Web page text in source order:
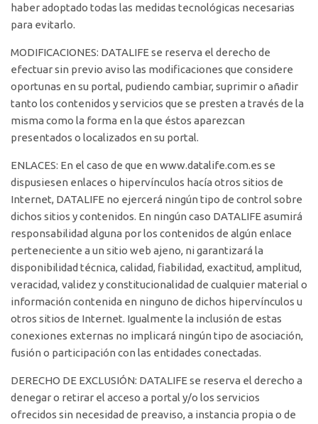
haber adoptado todas las medidas tecnológicas necesarias
para evitarlo.
MODIFICACIONES: DATALIFE se reserva el derecho de
efectuar sin previo aviso las modificaciones que considere
oportunas en su portal, pudiendo cambiar, suprimir o añadir
tanto los contenidos y servicios que se presten a través de la
misma como la forma en la que éstos aparezcan
presentados o localizados en su portal.
ENLACES: En el caso de que en www.datalife.com.es se
dispusiesen enlaces o hipervínculos hacía otros sitios de
Internet, DATALIFE no ejercerá ningún tipo de control sobre
dichos sitios y contenidos. En ningún caso DATALIFE asumirá
responsabilidad alguna por los contenidos de algún enlace
perteneciente a un sitio web ajeno, ni garantizará la
disponibilidad técnica, calidad, fiabilidad, exactitud, amplitud,
veracidad, validez y constitucionalidad de cualquier material o
información contenida en ninguno de dichos hipervínculos u
otros sitios de Internet. Igualmente la inclusión de estas
conexiones externas no implicará ningún tipo de asociación,
fusión o participación con las entidades conectadas.
DERECHO DE EXCLUSIÓN: DATALIFE se reserva el derecho a
denegar o retirar el acceso a portal y/o los servicios
ofrecidos sin necesidad de preaviso, a instancia propia o de